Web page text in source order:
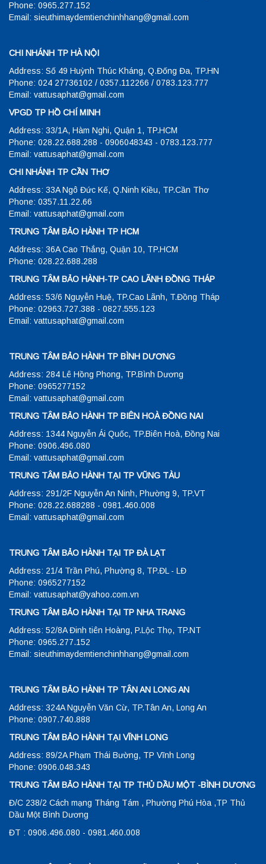
Phone: 0965.277.152
Email: sieuthimaydemtienchinhhang@gmail.com
CHI NHÁNH TP HÀ NỘI
Address: Số 49 Huỳnh Thúc Kháng, Q.Đống Đa, TP.HN
Phone: 024 27736102 / 0357.112266 / 0783.123.777
Email: vattusaphat@gmail.com
VPGD TP HỒ CHÍ MINH
Address: 33/1A, Hàm Nghi, Quận 1, TP.HCM
Phone: 028.22.688.288 - 0906048343 - 0783.123.777
Email: vattusaphat@gmail.com
CHI NHÁNH TP CẦN THƠ
Address: 33A Ngô Đức Kế, Q.Ninh Kiều, TP.Cần Thơ
Phone: 0357.11.22.66
Email: vattusaphat@gmail.com
TRUNG TÂM BẢO HÀNH TP HCM
Address: 36A Cao Thắng, Quận 10, TP.HCM
Phone: 028.22.688.288
TRUNG TÂM BẢO HÀNH-TP CAO LÃNH ĐỒNG THÁP
Address: 53/6 Nguyễn Huệ, TP.Cao Lãnh, T.Đồng Tháp
Phone: 02963.727.388 - 0827.555.123
Email: vattusaphat@gmail.com
TRUNG TÂM BẢO HÀNH TP BÌNH DƯƠNG
Address: 284 Lê Hồng Phong, TP.Bình Dương
Phone: 0965277152
Email: vattusaphat@gmail.com
TRUNG TÂM BẢO HÀNH TP BIÊN HOÀ ĐỒNG NAI
Address: 1344 Nguyễn Ái Quốc, TP.Biên Hoà, Đồng Nai
Phone: 0906.496.080
Email: vattusaphat@gmail.com
TRUNG TÂM BẢO HÀNH TẠI TP VŨNG TÀU
Address: 291/2F Nguyễn An Ninh, Phường 9, TP.VT
Phone: 028.22.688288 - 0981.460.008
Email: vattusaphat@gmail.com
TRUNG TÂM BẢO HÀNH TẠI TP ĐÀ LẠT
Address: 21/4 Trần Phú, Phường 8, TP.ĐL - LĐ
Phone: 0965277152
Email: vattusaphat@yahoo.com.vn
TRUNG TÂM BẢO HÀNH TẠI TP NHA TRANG
Address: 52/8A Đinh tiên Hoàng, P.Lộc Thọ, TP.NT
Phone: 0965.277.152
Email: sieuthimaydemtienchinhhang@gmail.com
TRUNG TÂM BẢO HÀNH TP TÂN AN LONG AN
Address: 324A Nguyễn Văn Cừ, TP.Tân An, Long An
Phone: 0907.740.888
TRUNG TÂM BẢO HÀNH TẠI VĨNH LONG
Address: 89/2A Phạm Thái Bường, TP Vĩnh Long
Phone: 0906.048.343
TRUNG TÂM BẢO HÀNH TẠI TP THỦ DẦU MỘT -BÌNH DƯƠNG
Đ/C 238/2 Cách mạng Tháng Tám , Phường Phú Hòa ,TP Thủ
Dầu Một Bình Dương
ĐT : 0906.496.080 - 0981.460.008